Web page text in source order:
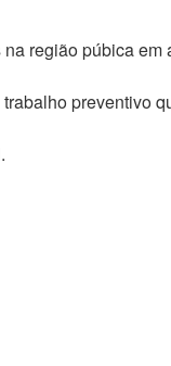
região púbica em
preventivo